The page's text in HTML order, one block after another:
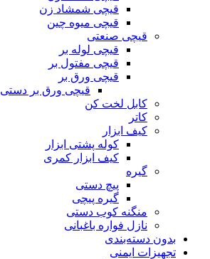
قیچی شمشاد زن
قیچی میوه چین
قیچی صنعتی
قیچی لوله بر
قیچی مفتول بر
قیچی ورق بر
قیچی ورق بر دستی
کابل لخت کن
کاتر
کیف ابزار
کوله پشتی ابزار
کیف ابزار کمری
گیره
پیچ دستی
گیره پیچی
منگنه کوب دستی
نازل فواره باغبانی
بدون دسته‌بندی
تجهیزات ایمنی